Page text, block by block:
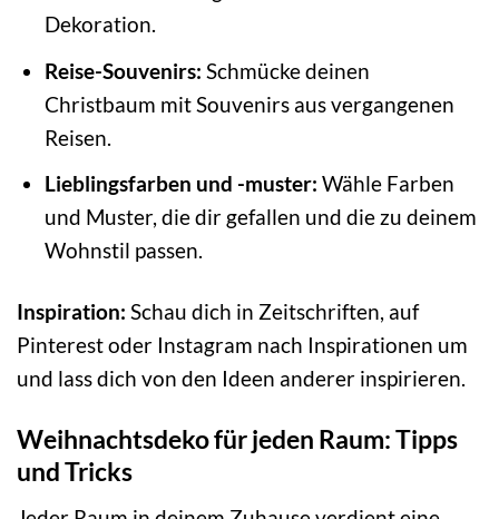
Dekoration.
Reise-Souvenirs: Schmücke deinen
Christbaum mit Souvenirs aus vergangenen
Reisen.
Lieblingsfarben und -muster: Wähle Farben
und Muster, die dir gefallen und die zu deinem
Wohnstil passen.
Inspiration: Schau dich in Zeitschriften, auf
Pinterest oder Instagram nach Inspirationen um
und lass dich von den Ideen anderer inspirieren.
Weihnachtsdeko für jeden Raum: Tipps
und Tricks